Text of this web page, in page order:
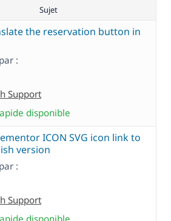
Sujet
the reservation button in
:
Support
disponible
ICON SVG icon link to
version
:
Support